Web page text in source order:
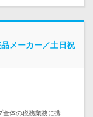
メーカー／土日祝
全体の税務業務に携